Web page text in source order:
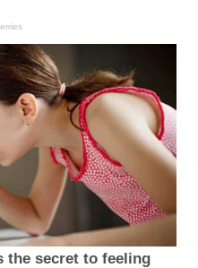
the secret to feeling